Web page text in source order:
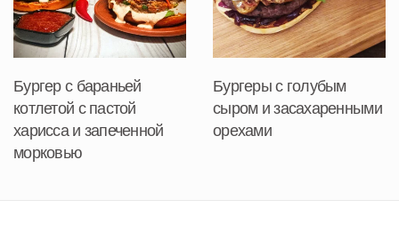
Бургер с бараньей
котлетой с пастой
харисса и запеченной
морковью
Бургеры с голубым
сыром и засахаренными
орехами